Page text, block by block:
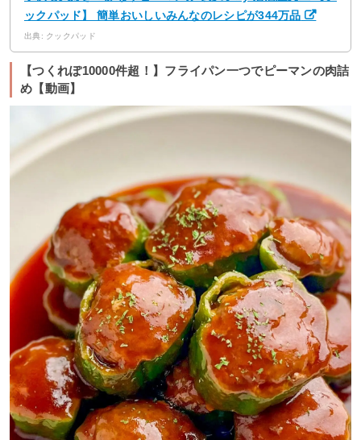
ックパッド】 簡単おいしいみんなのレシピが344万品
出典: クックパッド
【つくれぽ10000件超！】フライパン一つでピーマンの肉詰
め【動画】